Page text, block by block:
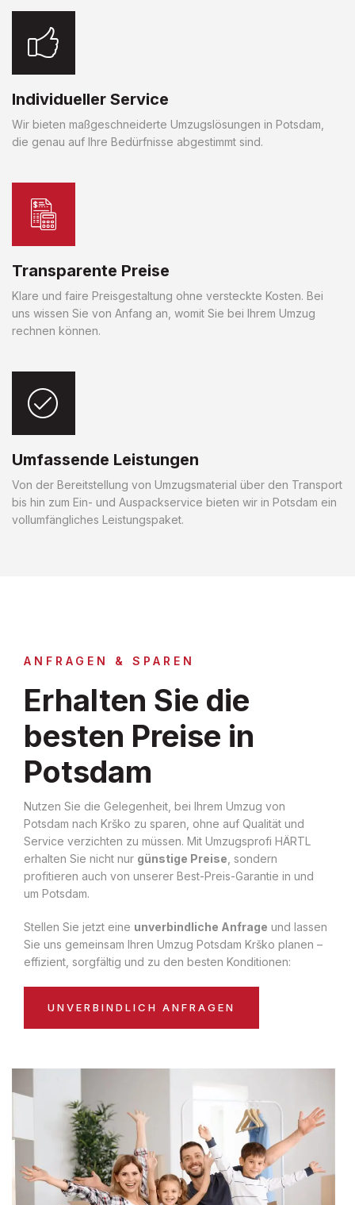
Individueller Service
Wir bieten maßgeschneiderte Umzugslösungen in Potsdam,
die genau auf Ihre Bedürfnisse abgestimmt sind.
Transparente Preise
Klare und faire Preisgestaltung ohne versteckte Kosten. Bei
uns wissen Sie von Anfang an, womit Sie bei Ihrem Umzug
rechnen können.
Umfassende Leistungen
Von der Bereitstellung von Umzugsmaterial über den Transport
bis hin zum Ein- und Auspackservice bieten wir in Potsdam ein
vollumfängliches Leistungspaket.
ANFRAGEN & SPAREN
Erhalten Sie die
besten Preise in
Potsdam
Nutzen Sie die Gelegenheit, bei Ihrem Umzug von
Potsdam nach Krško zu sparen, ohne auf Qualität und
Service verzichten zu müssen. Mit Umzugsprofi HÄRTL
erhalten Sie nicht nur günstige Preise , sondern
profitieren auch von unserer Best-Preis-Garantie in und
um Potsdam.
Stellen Sie jetzt eine unverbindliche Anfrage und lassen
Sie uns gemeinsam Ihren Umzug Potsdam Krško planen –
effizient, sorgfältig und zu den besten Konditionen:
UNVERBINDLICH ANFRAGEN